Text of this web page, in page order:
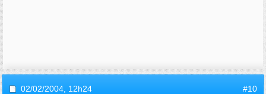
02/02/2004, 12h24 #10